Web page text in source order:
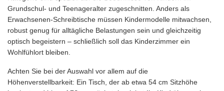
Grundschul- und Teenageralter zugeschnitten. Anders als
Erwachsenen-Schreibtische müssen Kindermodelle mitwachsen,
robust genug für alltägliche Belastungen sein und gleichzeitig
optisch begeistern – schließlich soll das Kinderzimmer ein
Wohlfühlort bleiben.
Achten Sie bei der Auswahl vor allem auf die
Höhenverstellbarkeit: Ein Tisch, der ab etwa 54 cm Sitzhöhe